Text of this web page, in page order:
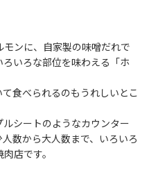
ンに、自家製の味噌だれで
いろな部位を味わえる「ホ
食べられるのもうれしいとこ
シートのようなカウンター
数から大人数まで、いろいろ
店です。